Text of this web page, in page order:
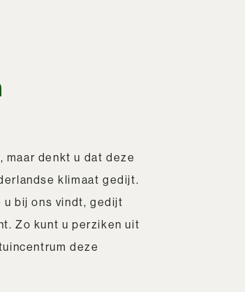
denkt u dat deze
klimaat gedijt.
u bij ons vindt, gedijt
Zo kunt u perziken uit
deze